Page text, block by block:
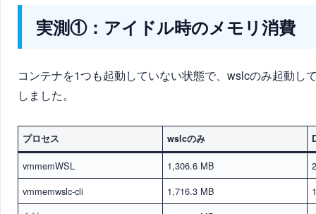
実測①：アイドル時のメモリ消費
コンテナを1つも起動していない状態で、wslcのみ起動
しました。
プロセス wslcのみ
vmmemWSL 1,306.6 MB
vmmemwslc-cli
1,716.3 MB